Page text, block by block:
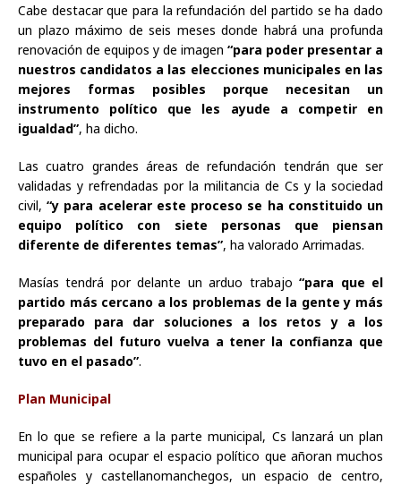
Cabe destacar que para la refundación del partido se ha dado
un plazo máximo de seis meses donde habrá una profunda
renovación de equipos y de imagen “para poder presentar a
nuestros candidatos a las elecciones municipales en las
mejores formas posibles porque necesitan un
instrumento político que les ayude a competir en
igualdad”, ha dicho.
Las cuatro grandes áreas de refundación tendrán que ser
validadas y refrendadas por la militancia de Cs y la sociedad
civil,“y para acelerar este proceso se ha constituido un
equipo político con siete personas que piensan
diferente de diferentes temas”, ha valorado Arrimadas.
Masías tendrá por delante un arduo trabajo“para que el
partido más cercano a los problemas de la gente y más
preparado para dar soluciones a los retos y a los
problemas del futuro vuelva a tener la confianza que
tuvo en el pasado”.
Plan Municipal
En lo que se refiere a la parte municipal, Cs lanzará un plan
municipal para ocupar el espacio político que añoran muchos
españoles y castellanomanchegos, un espacio de centro,